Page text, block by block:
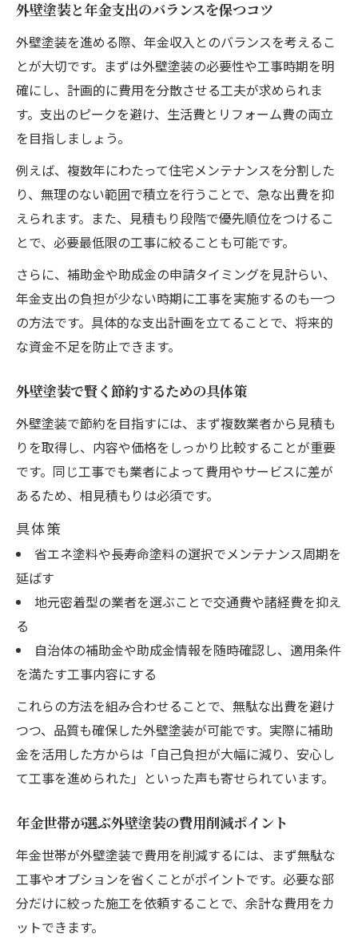
外壁塗装助成金の申請ポイントと注意事項
失敗しない外壁塗装助成金の探し方と活用
外壁塗装で助成金を最大限活かすステップ
申請前に確認したい外壁塗装の条件と注意点
外壁塗装の申請前に必要な条件チェック
外壁塗装助成金申請で注意すべき書類不備
外壁塗装の助成金対象外となるケースとは
外壁塗装申請時の税金関連で気を付ける点
外壁塗装の補助金条件確認で失敗を防ぐ方
法
外壁塗装で補助金対象外時の節約方法
外壁塗装で補助金が使えない場合の代替策
外壁塗装費用を抑えるための自助努力のポ
イント
外壁塗装の業者選びで無駄な出費を防ぐ方
外壁塗装の色選びで後悔しないコツと節約
外壁塗装と年金支出のバランスを保つコツ
外壁塗装を進める際、年金収入とのバランスを考えるこ
とが大切です。まずは外壁塗装の必要性や工事時期を明
確にし、計画的に費用を分散させる工夫が求められま
す。支出のピークを避け、生活費とリフォーム費の両立
を目指しましょう。
例えば、複数年にわたって住宅メンテナンスを分割した
り、無理のない範囲で積立を行うことで、急な出費を抑
えられます。また、見積もり段階で優先順位をつけるこ
とで、必要最低限の工事に絞ることも可能です。
さらに、補助金や助成金の申請タイミングを見計らい、
年金支出の負担が少ない時期に工事を実施するのも一つ
の方法です。具体的な支出計画を立てることで、将来的
な資金不足を防止できます。
外壁塗装で賢く節約するための具体策
外壁塗装で節約を目指すには、まず複数業者から見積も
りを取得し、内容や価格をしっかり比較することが重要
です。同じ工事でも業者によって費用やサービスに差が
あるため、相見積もりは必須です。
具体策
省エネ塗料や長寿命塗料の選択でメンテナンス周期を
延ばす
地元密着型の業者を選ぶことで交通費や諸経費を抑え
る
自治体の補助金や助成金情報を随時確認し、適用条件
を満たす工事内容にする
これらの方法を組み合わせることで、無駄な出費を避け
つつ、品質も確保した外壁塗装が可能です。実際に補助
金を活用した方からは「自己負担が大幅に減り、安心し
て工事を進められた」といった声も寄せられています。
年金世帯が選ぶ外壁塗装の費用削減ポイント
年金世帯が外壁塗装で費用を削減するには、まず無駄な
工事やオプションを省くことがポイントです。必要な部
分だけに絞った施工を依頼することで、余計な費用をカ
ットできます。